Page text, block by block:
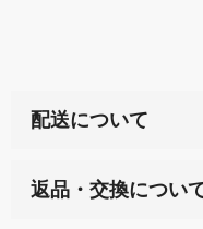
配送について
天ペイ」の方はご注
返品・交換につい